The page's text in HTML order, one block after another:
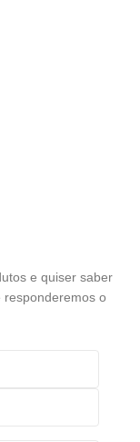
e quiser saber
responderemos o